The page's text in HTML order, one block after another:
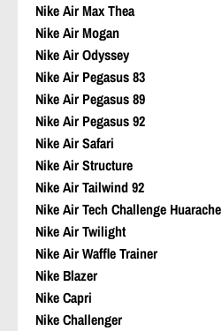
Nike Air Max Thea
Nike Air Mogan
Nike Air Odyssey
Nike Air Pegasus 83
Nike Air Pegasus 89
Nike Air Pegasus 92
Nike Air Safari
Nike Air Structure
Nike Air Tailwind 92
Nike Air Tech Challenge Huarache
Nike Air Twilight
Nike Air Waffle Trainer
Nike Blazer
Nike Capri
Nike Challenger